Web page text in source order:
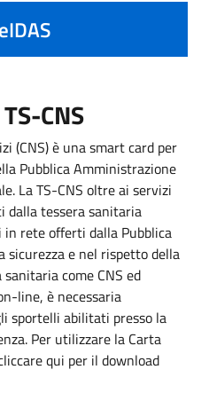
CNS
(CNS) è una smart card per
Pubblica Amministrazione
La TS-CNS oltre ai servizi
tessera sanitaria
in rete offerti dalla Pubblica
e nel rispetto della
come CNS ed
line, è necessaria
sportelli abilitati presso la
Per utilizzare la Carta
qui per il download